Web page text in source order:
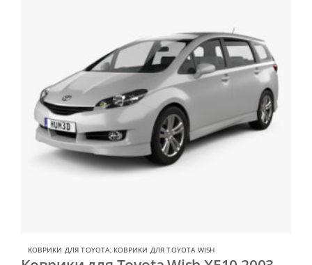
КОВРИКИ ДЛЯ TOYOTA, КОВРИКИ ДЛЯ TOYOTA WISH